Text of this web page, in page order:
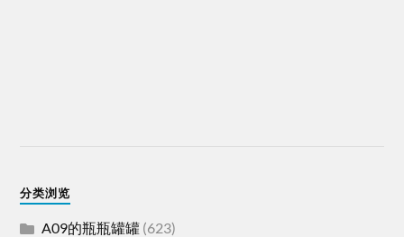
分类浏览
A09的瓶瓶罐罐 (623)